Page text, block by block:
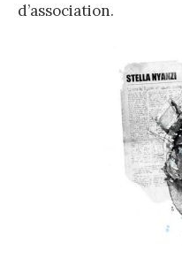
d’association.